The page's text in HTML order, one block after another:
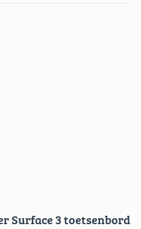
Surface 3 toetsenbord